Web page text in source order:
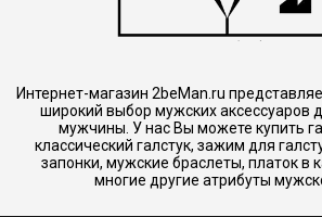
Интернет-магазин 2beMan.ru
широкий выбор мужских аксессуаров
мужчины. У нас Вы можете купить
классический галстук, зажим для
запонки, мужские браслеты, платок в
многие другие атрибуты